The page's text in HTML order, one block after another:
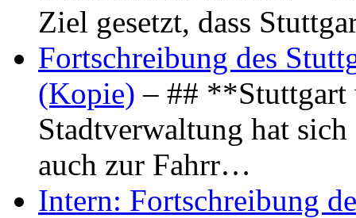
Ziel gesetzt, dass
Fortschreibung des
(Kopie) – ## **Stuttgart
Stadtverwaltung hat
auch zur Fahrr…
Intern: Fortschreibung